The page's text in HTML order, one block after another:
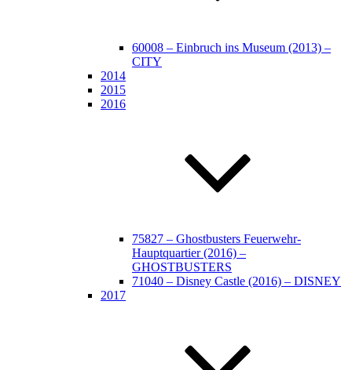
60008 – Einbruch ins Museum (2013) –
CITY
2014
2015
2016
75827 – Ghostbusters Feuerwehr-
Hauptquartier (2016) –
GHOSTBUSTERS
71040 – Disney Castle (2016) – DISNEY
2017